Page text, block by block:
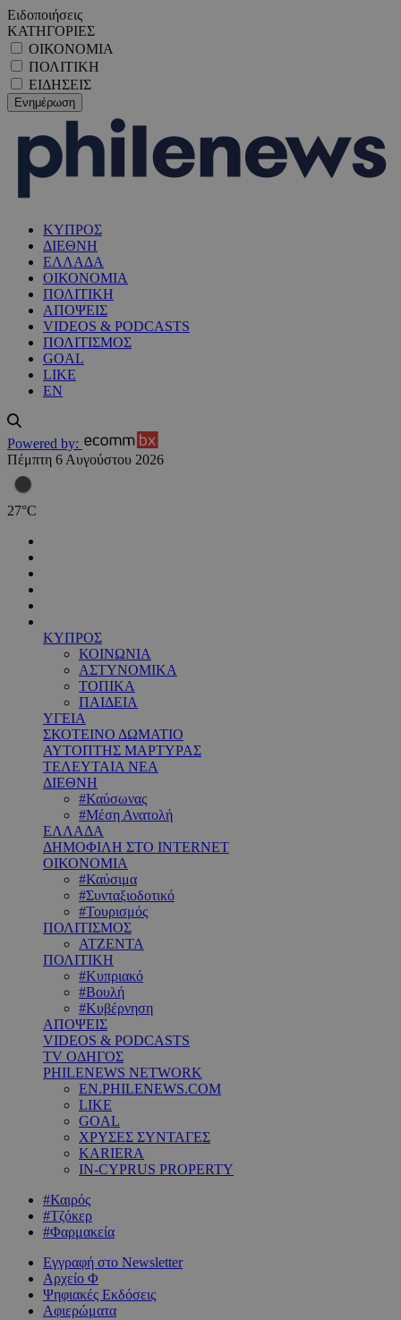
Ειδοποιήσεις
ΚΑΤΗΓΟΡΙΕΣ
ΟΙΚΟΝΟΜΙΑ
ΠΟΛΙΤΙΚΗ
ΕΙΔΗΣΕΙΣ
ΚΥΠΡΟΣ
ΔΙΕΘΝΗ
ΕΛΛΑΔΑ
ΟΙΚΟΝΟΜΙΑ
ΠΟΛΙΤΙΚΗ
ΑΠΟΨΕΙΣ
VIDEOS & PODCASTS
ΠΟΛΙΤΙΣΜΟΣ
GOAL
LIKE
EN
Powered by:
Πέμπτη 6 Αυγούστου 2026
27°C
ΚΥΠΡΟΣ
ΚΟΙΝΩΝΙΑ
ΑΣΤΥΝΟΜΙΚΑ
ΤΟΠΙΚΑ
ΠΑΙΔΕΙΑ
ΥΓΕΙΑ
ΣΚΟΤΕΙΝΟ ΔΩΜΑΤΙΟ
ΑΥΤΟΠΤΗΣ ΜΑΡΤΥΡΑΣ
ΤΕΛΕΥΤΑΙΑ ΝΕΑ
ΔΙΕΘΝΗ
#Καύσωνας
#Μέση Ανατολή
ΕΛΛΑΔΑ
ΔΗΜΟΦΙΛΗ ΣΤΟ INTERNET
ΟΙΚΟΝΟΜΙΑ
#Καύσιμα
#Συνταξιοδοτικό
#Τουρισμός
ΠΟΛΙΤΙΣΜΟΣ
ΑΤΖΕΝΤΑ
ΠΟΛΙΤΙΚΗ
#Κυπριακό
#Βουλή
#Κυβέρνηση
ΑΠΟΨΕΙΣ
VIDEOS & PODCASTS
TV ΟΔΗΓΟΣ
PHILENEWS NETWORK
EN.PHILENEWS.COM
LIKE
GOAL
ΧΡΥΣΕΣ ΣΥΝΤΑΓΕΣ
KARIERA
IN-CYPRUS PROPERTY
#Καιρός
#Τζόκερ
#Φαρμακεία
Εγγραφή στο Newsletter
Αρχείο Φ
Ψηφιακές Εκδόσεις
Αφιερώματα